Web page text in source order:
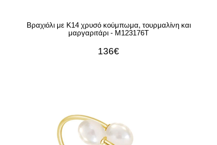
Βραχιόλι με Κ14 χρυσό κούμπωμα, τουρμαλίνη και
μαργαριτάρι - M123176T
136€